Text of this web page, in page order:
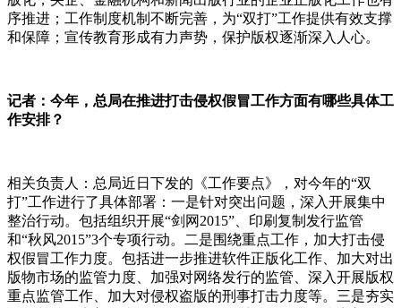
序推进；工作制度机制不断完善，为“双打”工作提供有效支撑
和保障；宣传教育形成有力声势，保护版权逐渐深入人心。
记者：今年，总局在推进打击侵权假冒工作方面有哪些具体工
作安排？
相关负责人：总局近日下发的《工作要点》，对今年的“双
打”工作进行了具体部署：一是针对突出问题，深入开展集中
整治行动。包括组织开展“剑网 2015”、印刷复制发行监管
和“秋风2015”3个专项行动。二是围绕重点工作，加大打击侵
权假冒工作力度。包括进一步推进软件正版化工作、加大对出
版物市场的监管力度、加强对网络发行的监管、深入开展版权
重点监管工作、加大对侵权盗版的刑事打击力度等。三是夯实